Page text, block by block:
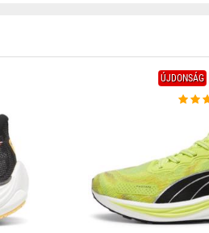
ÚJDONSÁG